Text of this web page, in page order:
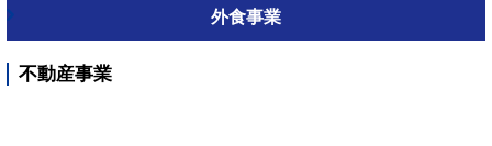
外食事業
不動産事業